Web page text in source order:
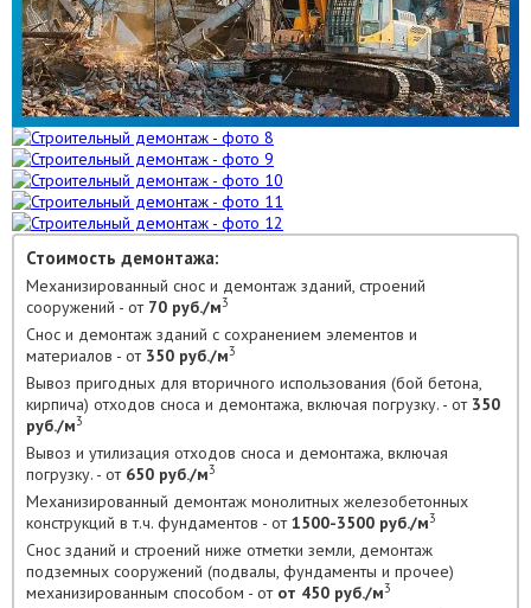
Стоимость демонтажа:
Механизированный снос и демонтаж зданий, строений
сооружений - от 70 руб./м3
Снос и демонтаж зданий с сохранением элементов и
материалов - от 350 руб./м3
Вывоз пригодных для вторичного использования (бой бетона,
кирпича) отходов сноса и демонтажа, включая погрузку. - от 350
руб./м3
Вывоз и утилизация отходов сноса и демонтажа, включая
погрузку. - от 650 руб./м3
Механизированный демонтаж монолитных железобетонных
конструкций в т.ч. фундаментов - от1500-3500 руб./м3
Снос зданий и строений ниже отметки земли, демонтаж
подземных сооружений (подвалы, фундаменты и прочее)
механизированным способом - от от 450 руб./м3